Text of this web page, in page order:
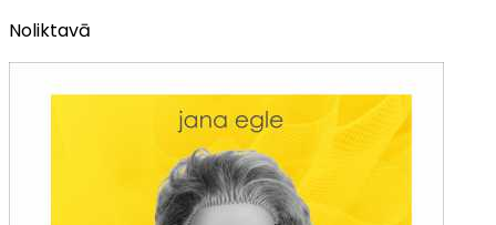
Noliktavā